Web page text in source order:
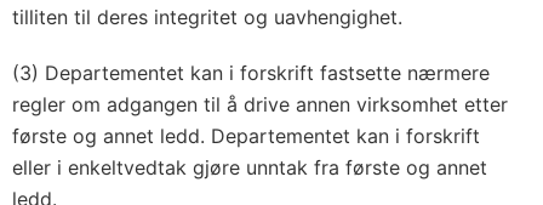
tilliten til deres integritet og uavhengighet.
(3) Departementet kan i forskrift fastsette nærmere
regler om adgangen til å drive annen virksomhet etter
første og annet ledd. Departementet kan i forskrift
eller i enkeltvedtak gjøre unntak fra første og annet
ledd.